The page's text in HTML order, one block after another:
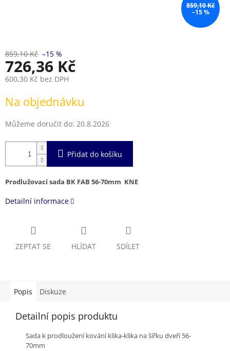
859,10 Kč
–15 %
859,10 Kč –15 %
726,36 Kč
600,30 Kč bez DPH
cena:
Na objednávku
Můžeme doručit do: 20.8.2026
Přidat do košíku
Prodlužovací sada BK FAB 56-70mm KNE
Detailní informace
ZEPTAT SE HLÍDAT SDÍLET
Popis Diskuze
Detailní popis produktu
Sada k prodloužení kování klika-klika na šířku dveří 56-
70mm